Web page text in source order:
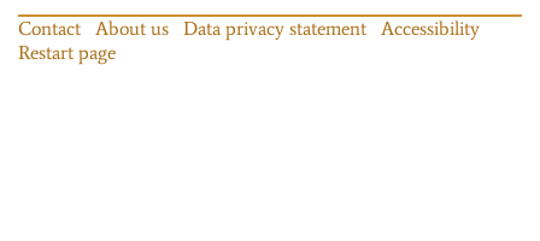
Contact About us Data privacy statement
Accessibility
Restart page